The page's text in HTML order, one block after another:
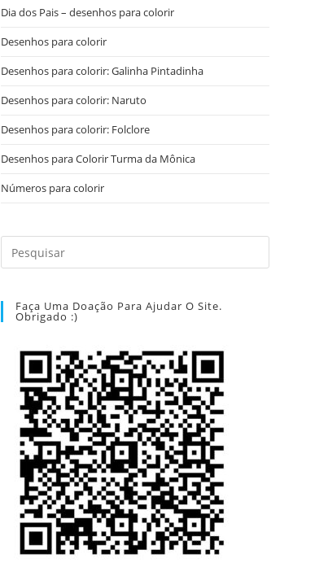
Dia dos Pais – desenhos para colorir
Desenhos para colorir
Desenhos para colorir: Galinha Pintadinha
Desenhos para colorir: Naruto
Desenhos para colorir: Folclore
Desenhos para Colorir Turma da Mônica
Números para colorir
Faça Uma Doação Para Ajudar O Site.
Obrigado :)